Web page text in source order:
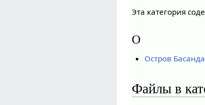
Эта категория
О
Остров
Файлы в